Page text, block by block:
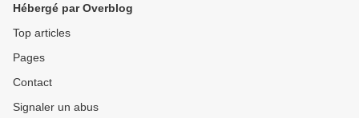
Hébergé par Overblog
Top articles
Pages
Contact
Signaler un abus